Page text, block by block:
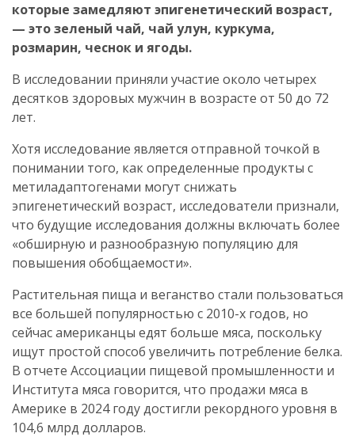
которые замедляют эпигенетический возраст,
— это зеленый чай, чай улун, куркума,
розмарин, чеснок и ягоды.
В исследовании приняли участие около четырех
десятков здоровых мужчин в возрасте от 50 до 72
лет.
Хотя исследование является отправной точкой в
понимании того, как определенные продукты с
метиладаптогенами могут снижать
эпигенетический возраст, исследователи признали,
что будущие исследования должны включать более
«обширную и разнообразную популяцию для
повышения обобщаемости».
Растительная пища и веганство стали пользоваться
все большей популярностью с 2010-х годов, но
сейчас американцы едят больше мяса, поскольку
ищут простой способ увеличить потребление белка.
В отчете Ассоциации пищевой промышленности и
Института мяса говорится, что продажи мяса в
Америке в 2024 году достигли рекордного уровня в
104,6 млрд долларов.